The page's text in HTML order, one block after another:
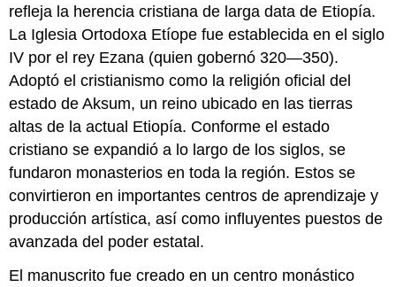
refleja la herencia cristiana de larga data de Etiopía.
La Iglesia Ortodoxa Etíope fue establecida en el siglo
IV por el rey Ezana (quien gobernó 320—350).
Adoptó el cristianismo como la religión oficial del
estado de Aksum, un reino ubicado en las tierras
altas de la actual Etiopía. Conforme el estado
cristiano se expandió a lo largo de los siglos, se
fundaron monasterios en toda la región. Estos se
convirtieron en importantes centros de aprendizaje y
producción artística, así como influyentes puestos de
avanzada del poder estatal.
El manuscrito fue creado en un centro monástico